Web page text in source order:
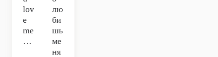
lov
e
me
…
лю
би
шь
ме
ня